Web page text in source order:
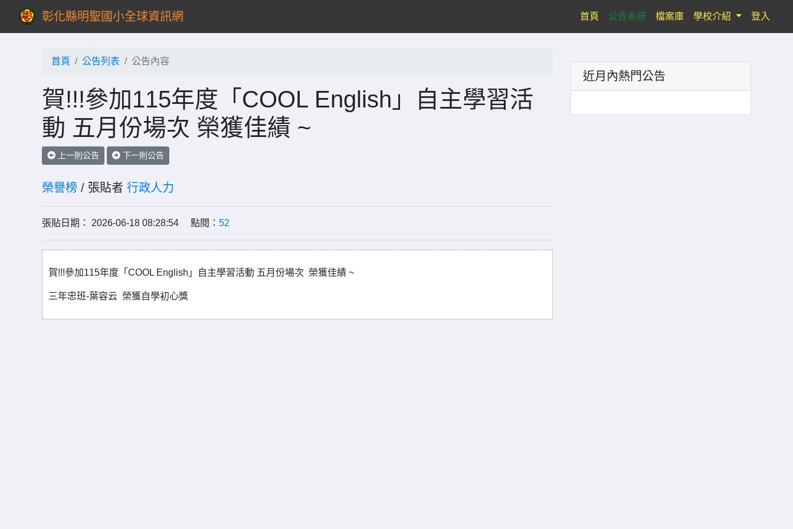
彰化縣明聖國小全球資訊網 首頁 (current)
公告系統 檔案庫 學校介紹 登入
首頁 公告列表 公告內容
賀!!!參加115年度「COOL English」自主學習活
動 五月份場次 榮獲佳績 ~
上一則公告 下一則公告
榮譽榜 / 張貼者 行政人力
張貼日期： 2026-06-18 08:28:54 點閱： 52
賀!!!參加115年度「COOL English」自主學習活動 五月份場次 榮獲佳績 ~
三年忠班-葉容云 榮獲自學初心獎
近月內熱門公告